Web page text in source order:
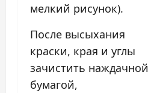
мелкий рисунок).
После высыхания
краски, края и углы
зачистить наждачной
бумагой,